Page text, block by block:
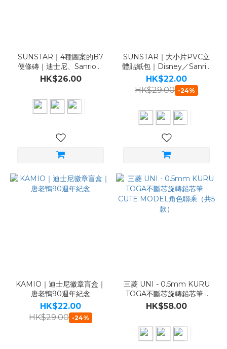
SUNSTAR｜4種圖案的B7
便條磚｜迪士尼、Sanrio、
姆明、Snoopy（共8款）
HK$26.00
SUNSTAR｜大小片PVC立
體貼紙包｜Disney／Sanrio
／姆明（共6款）
HK$22.00
HK$29.00 -24%
KAMIO｜迪士尼徽章盲盒｜
唐老鴨90週年紀念
HK$22.00
HK$29.00 -24%
三菱 UNI - 0.5mm KURU
TOGA不斷芯旋轉鉛芯筆 -
CUTE MODEL角色聯乘
（共5款）
HK$58.00